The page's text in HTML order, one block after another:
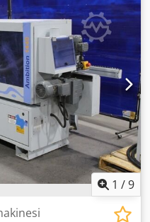
ünitesi ve kanal açma
890 2CU kenar
değerlendirin.
ekipman • Derz kesme
ünitesi • Ön frezeleme
ünitesi Dkodpfx Anex D N
kazıyıcı bıçaklar •
Ekstra bilgi Makine hala
1 /9